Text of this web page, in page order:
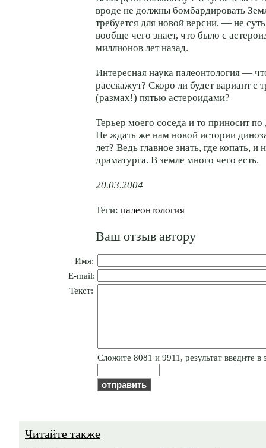
вроде не должны бомбардировать
требуется для новой версии, — не
вообще чего знает, что было с
миллионов лет назад.
Интересная наука палеонтология —
расскажут? Скоро ли будет вариант с
(размах!) пятью астероидами?
Терьер моего соседа и то приносит по
Не ждать же нам новой истории
лет? Ведь главное знать, где копать,
драматурга. В земле много чего есть.
20.03.2004
Теги: палеонтология
Ваш отзыв автору
Имя:
E-mail:
Текст:
Cлoжитe 8081 и 9911, результат введите в
Читайте также